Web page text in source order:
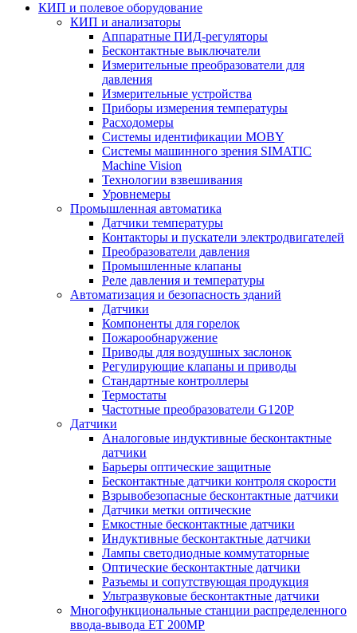
КИП и полевое оборудование
КИП и анализаторы
Аппаратные ПИД-регуляторы
Бесконтактные выключатели
Измерительные преобразователи для
давления
Измерительные устройства
Приборы измерения температуры
Расходомеры
Системы идентификации MOBY
Системы машинного зрения SIMATIC
Machine Vision
Технологии взвешивания
Уровнемеры
Промышленная автоматика
Датчики температуры
Контакторы и пускатели электродвигателей
Преобразователи давления
Промышленные клапаны
Реле давления и температуры
Автоматизация и безопасность зданий
Датчики
Компоненты для горелок
Пожарообнаружение
Приводы для воздушных заслонок
Регулирующие клапаны и приводы
Стандартные контроллеры
Термостаты
Частотные преобразователи G120P
Датчики
Аналоговые индуктивные бесконтактные
датчики
Барьеры оптические защитные
Бесконтактные датчики контроля скорости
Взрывобезопасные бесконтактные датчики
Датчики метки оптические
Емкостные бесконтактные датчики
Индуктивные бесконтактные датчики
Лампы светодиодные коммутаторные
Оптические бесконтактные датчики
Разъемы и сопутствующая продукция
Ультразвуковые бесконтактные датчики
Многофункциональные станции распределенного
ввода-вывода ET 200MP